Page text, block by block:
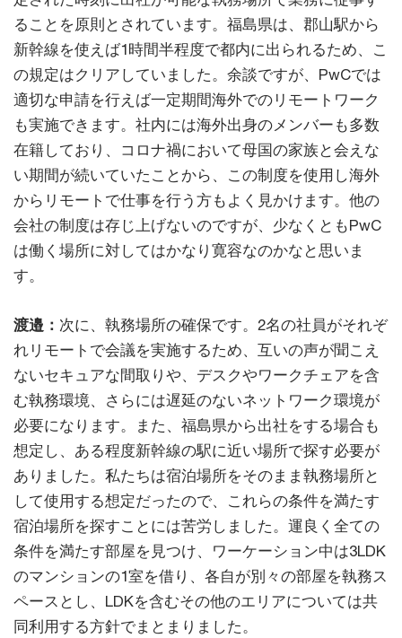
ることを原則とされています。福島県は、郡山駅から
新幹線を使えば1時間半程度で都内に出られるため、こ
の規定はクリアしていました。余談ですが、PwCでは
適切な申請を行えば一定期間海外でのリモートワーク
も実施できます。社内には海外出身のメンバーも多数
在籍しており、コロナ禍において母国の家族と会えな
い期間が続いていたことから、この制度を使用し海外
からリモートで仕事を行う方もよく見かけます。他の
会社の制度は存じ上げないのですが、少なくともPwC
は働く場所に対してはかなり寛容なのかなと思いま
す。
渡邉： 次に、執務場所の確保です。2名の社員がそれぞ
れリモートで会議を実施するため、互いの声が聞こえ
ないセキュアな間取りや、デスクやワークチェアを含
む執務環境、さらには遅延のないネットワーク環境が
必要になります。また、福島県から出社をする場合も
想定し、ある程度新幹線の駅に近い場所で探す必要が
ありました。私たちは宿泊場所をそのまま執務場所と
して使用する想定だったので、これらの条件を満たす
宿泊場所を探すことには苦労しました。運良く全ての
条件を満たす部屋を見つけ、ワーケーション中は3LDK
のマンションの1室を借り、各自が別々の部屋を執務ス
ペースとし、LDKを含むその他のエリアについては共
同利用する方針でまとまりました。